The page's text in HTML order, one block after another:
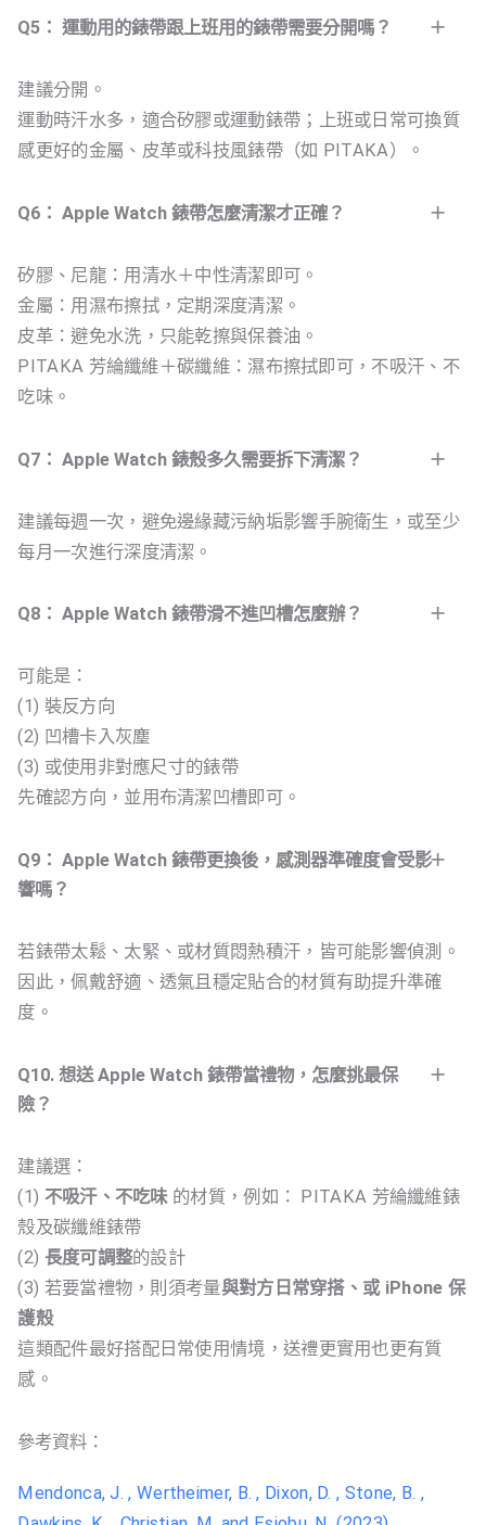
Q5： 運動用的錶帶跟上班用的錶帶需要分開嗎？
建議分開。
運動時汗水多，適合矽膠或運動錶帶；上班或日常可換質
感更好的金屬、皮革或科技風錶帶（如 PITAKA）。
Q6： Apple Watch 錶帶怎麼清潔才正確？
矽膠、尼龍：用清水＋中性清潔即可。
金屬：用濕布擦拭，定期深度清潔。
皮革：避免水洗，只能乾擦與保養油。
PITAKA 芳綸纖維＋碳纖維：濕布擦拭即可，不吸汗、不
吃味。
Q7： Apple Watch 錶殼多久需要拆下清潔？
建議每週一次，避免邊緣藏污納垢影響手腕衛生，或至少
每月一次進行深度清潔。
Q8： Apple Watch 錶帶滑不進凹槽怎麼辦？
可能是：
(1) 裝反方向
(2) 凹槽卡入灰塵
(3) 或使用非對應尺寸的錶帶
先確認方向，並用布清潔凹槽即可。
Q9： Apple Watch 錶帶更換後，感測器準確度會受影
響嗎？
若錶帶太鬆、太緊、或材質悶熱積汗，皆可能影響偵測。
因此，佩戴舒適、透氣且穩定貼合的材質有助提升準確
度。
Q10. 想送 Apple Watch 錶帶當禮物，怎麼挑最保
險？
建議選：
(1) 不吸汗、不吃味的材質，例如： PITAKA 芳綸纖維錶
殼及碳纖維錶帶
(2) 長度可調整的設計
(3) 若要當禮物，則須考量與對方日常穿搭、或 iPhone 保
護殼
這類配件最好搭配日常使用情境，送禮更實用也更有質
感。
參考資料：
Mendonca, J. , Wertheimer, B. , Dixon, D. , Stone, B. ,